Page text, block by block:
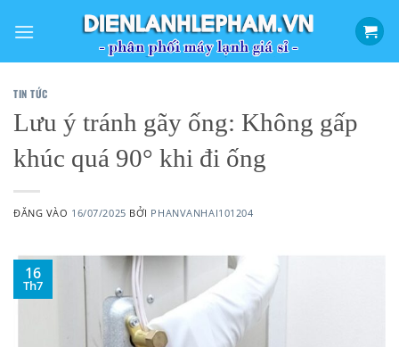
qua
TIN TỨC
Lưu ý tránh gãy ống: Không gấp
khúc quá 90° khi đi ống
ĐĂNG VÀO 16/07/2025 BỞI PHANVANHAI101204
16
Th7